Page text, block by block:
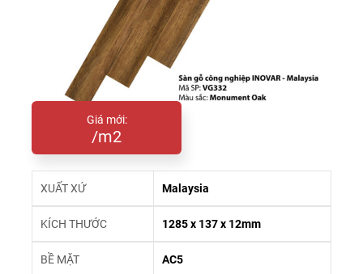
Giá mới:
/m2
XUẤT XỨ Malaysia
KÍCH THƯỚC 1285 x 137 x 12mm
BỀ MẶT AC5